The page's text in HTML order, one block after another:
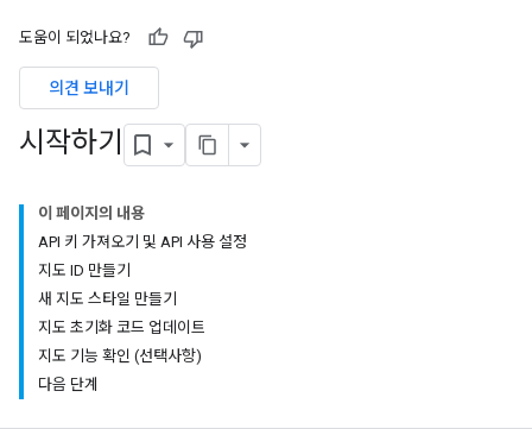
도움이 되었나요?
의견 보내기
시작하기
이 페이지의 내용
API 키 가져오기 및 API 사용 설정
지도 ID 만들기
새 지도 스타일 만들기
지도 초기화 코드 업데이트
지도 기능 확인 (선택사항)
다음 단계